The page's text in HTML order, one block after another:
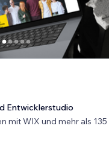
Entwicklerstudio
mit WIX und mehr als 135